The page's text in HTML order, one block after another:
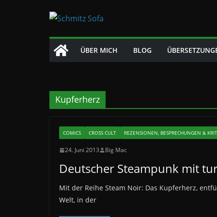
ÜBER MICH BLOG
Kupferherz
COMICS CROSS CULT REZENSIONEN, BESPRECHUNGEN &
24. Juni 2013 Big Mac
Deutscher Steampunk mit
Mit der Reihe Steam Noir: Das Kupferherz,
Welt, in der